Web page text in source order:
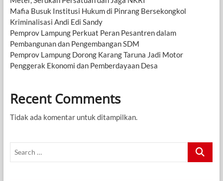
Mafia Busuk Institusi Hukum di Pinrang Bersekongkol
Kriminalisasi Andi Edi Sandy
Pemprov Lampung Perkuat Peran Pesantren dalam
Pembangunan dan Pengembangan SDM
Pemprov Lampung Dorong Karang Taruna Jadi Motor
Penggerak Ekonomi dan Pemberdayaan Desa
Recent Comments
Tidak ada komentar untuk ditampilkan.
Search